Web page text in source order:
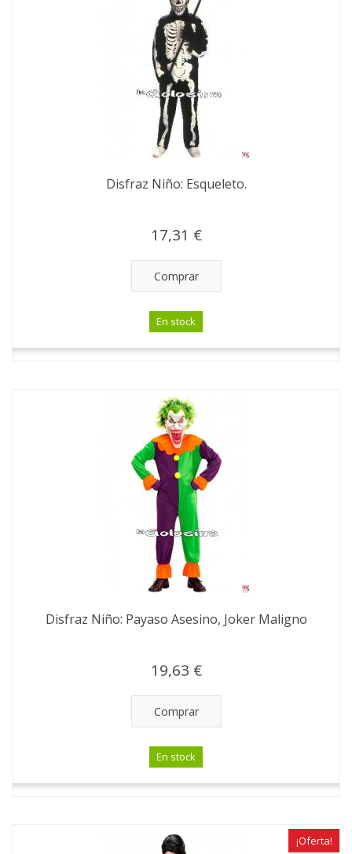
Disfraz Niño: Esqueleto.
17,31 €
Comprar
En stock
Disfraz Niño: Payaso Asesino, Joker Maligno
19,63 €
Comprar
En stock
¡Oferta!